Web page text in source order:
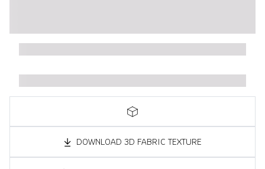
DOWNLOAD 3D FABRIC TEXTURE